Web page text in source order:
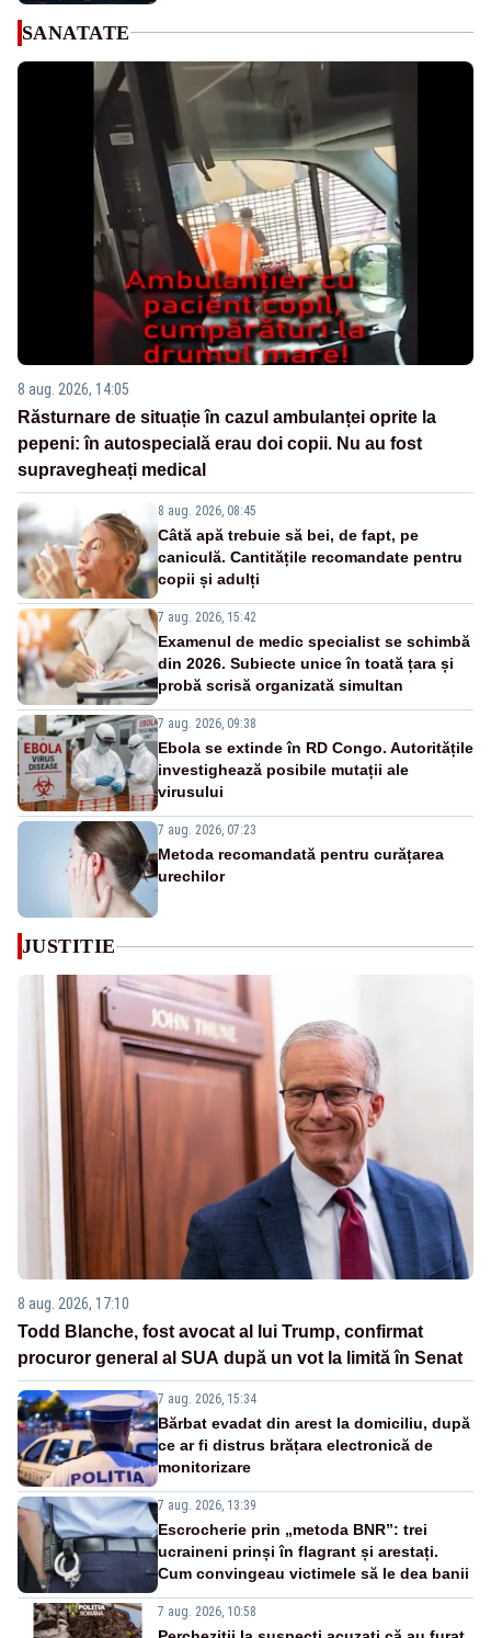
SANATATE
8 aug. 2026, 14:05
Răsturnare de situație în cazul ambulanței oprite la
pepeni: în autospecială erau doi copii. Nu au fost
supravegheați medical
8 aug. 2026, 08:45
Câtă apă trebuie să bei, de fapt, pe
caniculă. Cantitățile recomandate pentru
copii și adulți
7 aug. 2026, 15:42
Examenul de medic specialist se schimbă
din 2026. Subiecte unice în toată țara și
probă scrisă organizată simultan
7 aug. 2026, 09:38
Ebola se extinde în RD Congo. Autoritățile
investighează posibile mutații ale
virusului
7 aug. 2026, 07:23
Metoda recomandată pentru curățarea
urechilor
JUSTITIE
8 aug. 2026, 17:10
Todd Blanche, fost avocat al lui Trump, confirmat
procuror general al SUA după un vot la limită în Senat
7 aug. 2026, 15:34
Bărbat evadat din arest la domiciliu, după
ce ar fi distrus brățara electronică de
monitorizare
7 aug. 2026, 13:39
Escrocherie prin „metoda BNR”: trei
ucraineni prinși în flagrant și arestați.
Cum convingeau victimele să le dea banii
7 aug. 2026, 10:58